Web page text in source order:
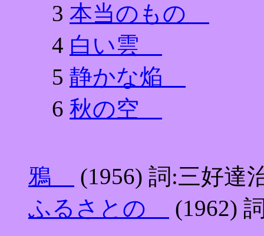
3 本当のもの
4 白い雲
5 静かな焔
6 秋の空
鴉
(1956) 詞:三好達
ふるさとの
(1962)